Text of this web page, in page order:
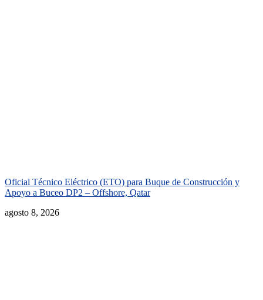
Oficial Técnico Eléctrico (ETO) para Buque de Construcción y
Apoyo a Buceo DP2 – Offshore, Qatar
agosto 8, 2026